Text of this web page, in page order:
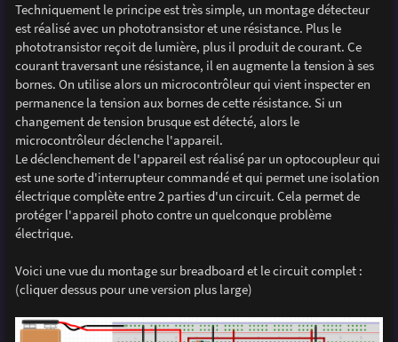
Techniquement le principe est très simple, un montage détecteur
est réalisé avec un phototransistor et une résistance. Plus le
phototransistor reçoit de lumière, plus il produit de courant. Ce
courant traversant une résistance, il en augmente la tension à ses
bornes. On utilise alors un microcontrôleur qui vient inspecter en
permanence la tension aux bornes de cette résistance. Si un
changement de tension brusque est détecté, alors le
microcontrôleur déclenche l'appareil.
Le déclenchement de l'appareil est réalisé par un optocoupleur qui
est une sorte d'interrupteur commandé et qui permet une isolation
électrique complète entre 2 parties d'un circuit. Cela permet de
protéger l'appareil photo contre un quelconque problème
électrique.
Voici une vue du montage sur breadboard et le circuit complet :
(cliquer dessus pour une version plus large)